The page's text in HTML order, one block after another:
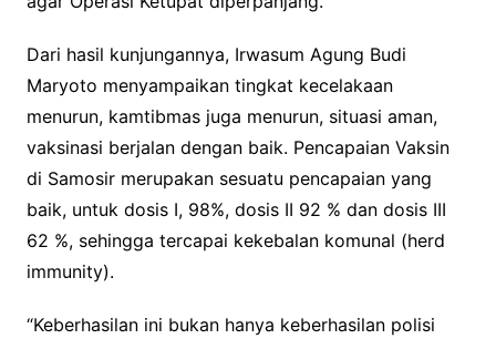
Dari hasil kunjungannya, Irwasum Agung Budi
Maryoto menyampaikan tingkat kecelakaan
menurun, kamtibmas juga menurun, situasi aman,
vaksinasi berjalan dengan baik. Pencapaian Vaksin
di Samosir merupakan sesuatu pencapaian yang
baik, untuk dosis I, 98%, dosis II 92 % dan dosis III
62 %, sehingga tercapai kekebalan komunal (herd
immunity).
“Keberhasilan ini bukan hanya keberhasilan polisi